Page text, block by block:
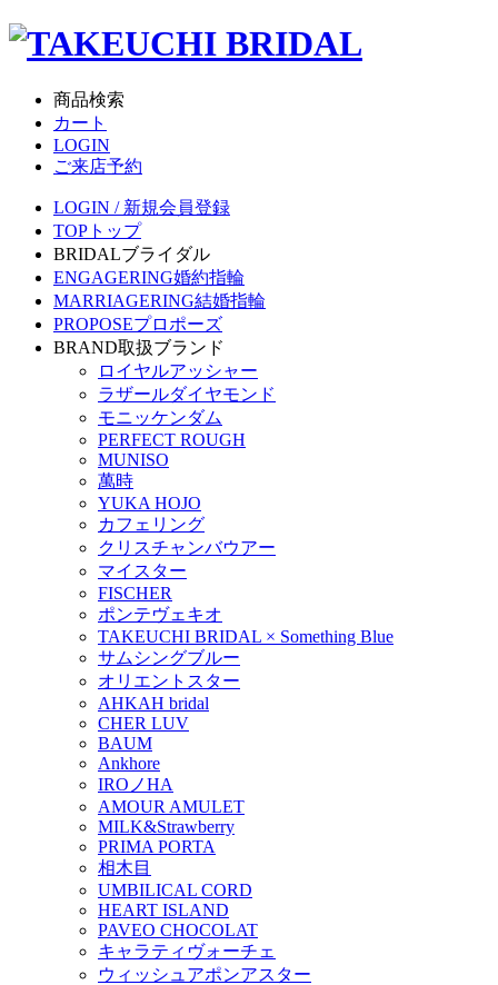
商品検索
カート
LOGIN
ご来店予約
LOGIN / 新規会員登録
TOP トップ
BRIDALブライダル
ENGAGERING婚約指輪
MARRIAGERING結婚指輪
PROPOSEプロポーズ
BRAND取扱ブランド
ロイヤルアッシャー
ラザールダイヤモンド
モニッケンダム
PERFECT ROUGH
MUNISO
萬時
YUKA HOJO
カフェリング
クリスチャンバウアー
マイスター
FISCHER
ポンテヴェキオ
TAKEUCHI BRIDAL × Something Blue
サムシングブルー
オリエントスター
AHKAH bridal
CHER LUV
BAUM
Ankhore
IROノHA
AMOUR AMULET
MILK&Strawberry
PRIMA PORTA
相木目
UMBILICAL CORD
HEART ISLAND
PAVEO CHOCOLAT
キャラティヴォーチェ
ウィッシュアポンアスター